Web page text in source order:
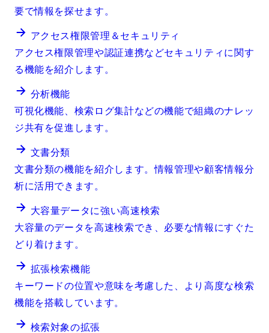
要で情報を探せます。
アクセス権限管理＆セキュリティ
アクセス権限管理や認証連携などセキュリティに関す
る機能を紹介します。
分析機能
可視化機能、検索ログ集計などの機能で組織のナレッ
ジ共有を促進します。
文書分類
文書分類の機能を紹介します。情報管理や顧客情報分
析に活用できます。
大容量データに強い高速検索
大容量のデータを高速検索でき、必要な情報にすぐた
どり着けます。
拡張検索機能
キーワードの位置や意味を考慮した、より高度な検索
機能を搭載しています。
検索対象の拡張